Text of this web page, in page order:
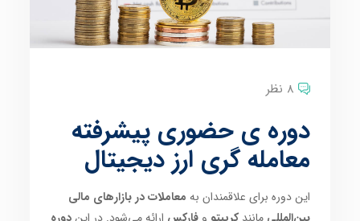
8 نظر
دوره ی حضوری پیشرفته
معامله گری ارز دیجیتال
این دوره برای علاقمندان به معاملات در بازارهای مالی